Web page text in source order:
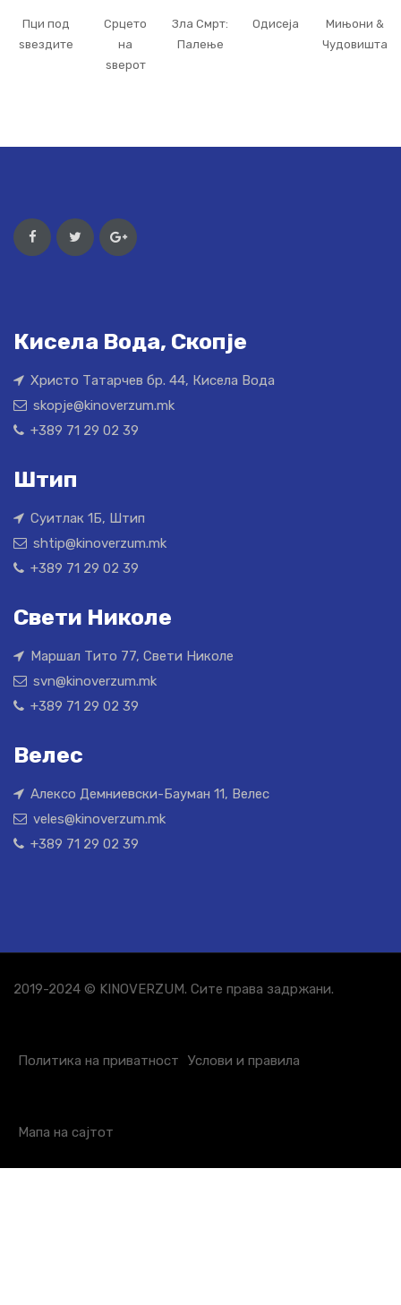
Пци под
ѕвездите
Срцето
на
ѕверот
Зла Смрт:
Палење
Одисеја
Мињони &
Чудовишта
Кисела Вода, Скопје
Христо Татарчев бр. 44, Кисела Вода
skopje@kinoverzum.mk
+389 71 29 02 39
Штип
Суитлак 1Б, Штип
shtip@kinoverzum.mk
+389 71 29 02 39
Свети Николе
Маршал Тито 77, Свети Николе
svn@kinoverzum.mk
+389 71 29 02 39
Велес
Алексо Демниевски-Бауман 11, Велес
veles@kinoverzum.mk
+389 71 29 02 39
2019-2024 © KINOVERZUM. Сите права задржани.
Политика на приватност Услови и правила
Мапа на сајтот